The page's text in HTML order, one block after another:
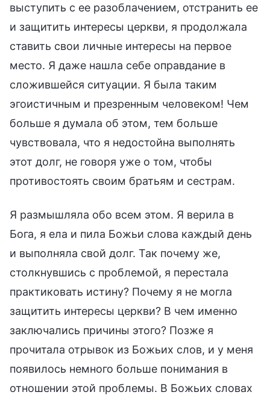
выступить с ее разоблачением, отстранить ее
и защитить интересы церкви, я продолжала
ставить свои личные интересы на первое
место. Я даже нашла себе оправдание в
сложившейся ситуации. Я была таким
эгоистичным и презренным человеком! Чем
больше я думала об этом, тем больше
чувствовала, что я недостойна выполнять
этот долг, не говоря уже о том, чтобы
противостоять своим братьям и сестрам.
Я размышляла обо всем этом. Я верила в
Бога, я ела и пила Божьи слова каждый день
и выполняла свой долг. Так почему же,
столкнувшись с проблемой, я перестала
практиковать истину? Почему я не могла
защитить интересы церкви? В чем именно
заключались причины этого? Позже я
прочитала отрывок из Божьих слов, и у меня
появилось немного больше понимания в
отношении этой проблемы. В Божьих словах